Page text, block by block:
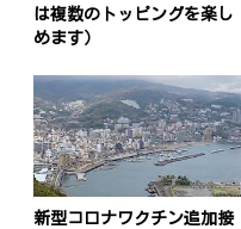
は複数のトッピングを楽し
めます）
新型コロナワクチン追加接